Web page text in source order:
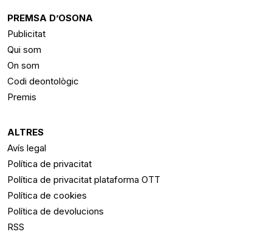
PREMSA D’OSONA
Publicitat
Qui som
On som
Codi deontològic
Premis
ALTRES
Avís legal
Política de privacitat
Política de privacitat plataforma OTT
Política de cookies
Política de devolucions
RSS